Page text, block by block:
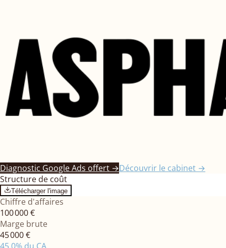
Diagnostic Google Ads offert →Découvrir le cabinet →
Structure de coût
Télécharger l'image
Chiffre d'affaires
100 000 €
Marge brute
45 000 €